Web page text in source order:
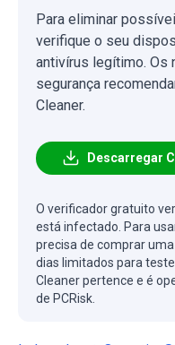
Para eliminar
verifique o seu
antivírus legítimo.
segurança
Cleaner.
Descarregar
O verificador gratuito
está infectado. Para
precisa de comprar
dias limitados para
Cleaner pertence e é
de PCRisk.